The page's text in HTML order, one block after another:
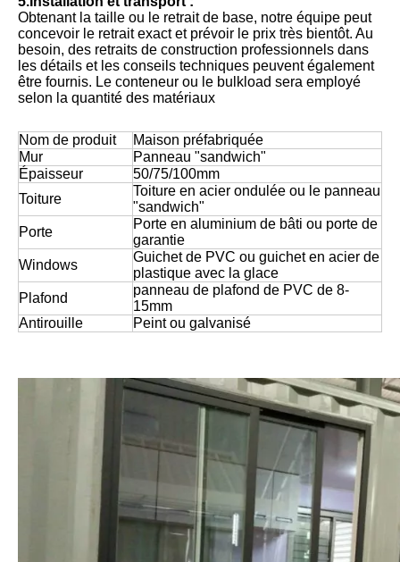
Obtenant la taille ou le retrait de base, notre équipe peut
concevoir le retrait exact et prévoir le prix très bientôt. Au
besoin, des retraits de construction professionnels dans
les détails et les conseils techniques peuvent également
être fournis. Le conteneur ou le bulkload sera employé
selon la quantité des matériaux
Nom de produit
Maison préfabriquée
Mur
Panneau "sandwich"
Épaisseur
50/75/100mm
Toiture
Toiture en acier ondulée ou le panneau
"sandwich"
Porte
Porte en aluminium de bâti ou porte de
garantie
Windows
Guichet de PVC ou guichet en acier de
plastique avec la glace
Plafond
panneau de plafond de PVC de 8-
15mm
Antirouille
Peint ou galvanisé